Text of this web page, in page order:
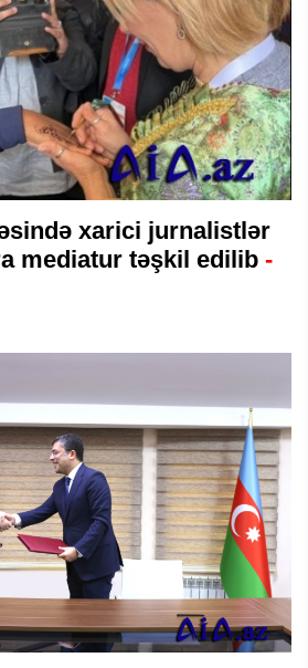
xarici jurnalistlər
mediatur təşkil edilib -